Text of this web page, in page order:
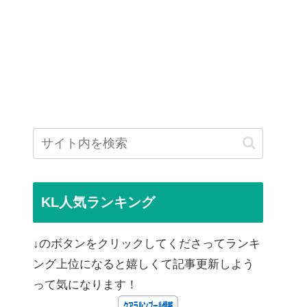
KL人気ランキング
↓のボタンをクリックしてくださってランキ
ング上位になると嬉しくて記事更新しよう
って気になります！